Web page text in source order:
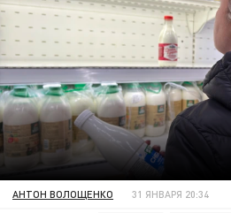
АНТОН ВОЛОЩЕНКО 31 ЯНВАРЯ 20:34